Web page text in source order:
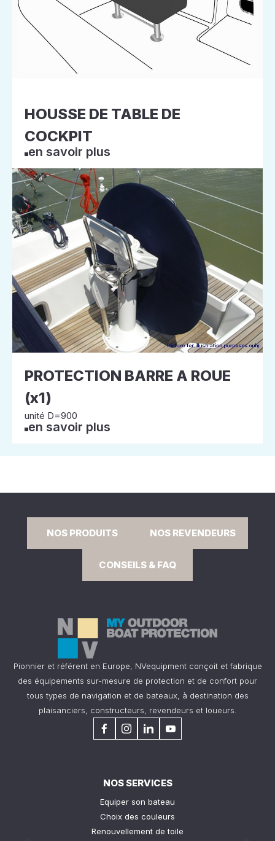
HOUSSE DE TABLE DE
COCKPIT
en savoir plus
PROTECTION BARRE A ROUE
(x1)
unité D=900
en savoir plus
NOS PRODUITS NOS REVENDEURS
CONSEILS & FAQ
Pionnier et référent en Europe, NVequipment conçoit et fabrique
des équipements sur-mesure de protection et de confort pour
tous types de navigation et de bateaux, à destination des
plaisanciers, constructeurs, revendeurs et loueurs.
NOS SERVICES
Equiper son bateau
Choix des couleurs
Renouvellement de toile